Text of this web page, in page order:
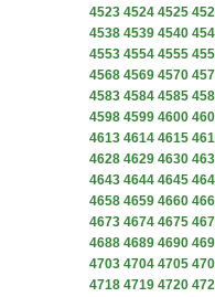
4523 4524 4525
4538 4539 4540
4553 4554 4555
4568 4569 4570
4583 4584 4585
4598 4599 4600
4613 4614 4615
4628 4629 4630
4643 4644 4645
4658 4659 4660
4673 4674 4675
4688 4689 4690
4703 4704 4705
4718 4719 4720